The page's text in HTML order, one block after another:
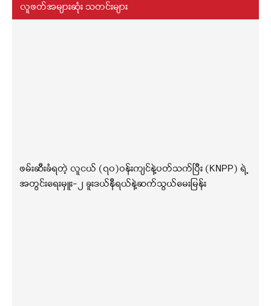
လူဖတ်အများဆုံး သတင်းများ
ဖမ်းဆီးခံရတဲ့ လူငယ် (၇၀)ဝန်းကျင်နဲ့ပတ်သက်ပြီး (KNPP) ရဲ့
အတွင်းရေးမှူး-၂ ခူးဒယ်နီရယ်နဲ့ဆက်သွယ်မေးမြန်း